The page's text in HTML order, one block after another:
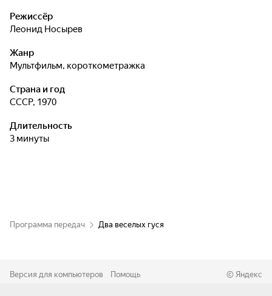
Режиссёр
Леонид Носырев
Жанр
мультфильм, короткометражка
Страна и год
СССР, 1970
Длительность
3 минуты
Программа передач Два веселых гуся
Версия для компьютеров Помощь © Яндекс